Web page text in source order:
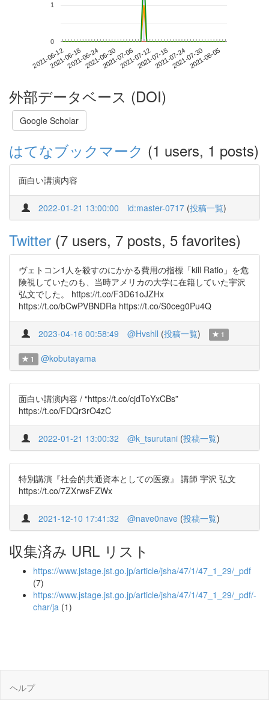
2021-06-122021-06-182021-06-242021-06-302021-07-062021-07-122021-07-182021-07-242021-07-302021-08-05
0
1
外部データベース (DOI)
Google Scholar
はてなブックマーク (1 users, 1 posts)
面白い講演内容
2022-01-21 13:00:00 id:master-0717 (投稿一覧)
Twitter (7 users, 7 posts, 5 favorites)
ヴェトコン1人を殺すのにかかる費用の指標「kill Ratio」を危
険視していたのも、当時アメリカの大学に在籍していた宇沢
弘文でした。 https://t.co/F3D61oJZHx
https://t.co/bCwPVBNDRa https://t.co/S0ceg0Pu4Q
2023-04-16 00:58:49 @Hvshll (投稿一覧) 1
1 @kobutayama
面白い講演内容 / “https://t.co/cjdToYxCBs”
https://t.co/FDQr3rO4zC
2022-01-21 13:00:32 @k_tsurutani (投稿一覧)
特別講演『社会的共通資本としての医療』 講師 宇沢 弘文
https://t.co/7ZXrwsFZWx
2021-12-10 17:41:32 @nave0nave (投稿一覧)
収集済み URL リスト
https://www.jstage.jst.go.jp/article/jsha/47/1/47_1_29/_pdf
(7)
https://www.jstage.jst.go.jp/article/jsha/47/1/47_1_29/_pdf/-
char/ja (1)
ヘルプ